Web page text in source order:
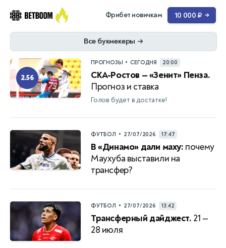
Фрибет новичкам 10 000 ₽ →
Все букмекеры →
2.56
ПРОГНОЗЫ • СЕГОДНЯ 20:00
СКА-Ростов — «Зенит» Пенза.
Прогноз и ставка
Голов будет в достатке!
ФУТБОЛ • 27/07/2026 17:47
В «Динамо» дали маху: почему
Маухуба выставили на
трансфер?
ФУТБОЛ • 27/07/2026 13:42
Трансферный дайджест. 21 —
28 июля